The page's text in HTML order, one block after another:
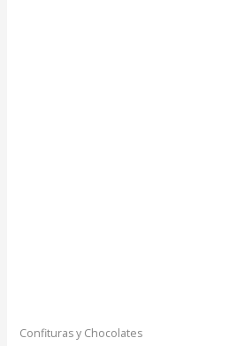
Confituras y Chocolates